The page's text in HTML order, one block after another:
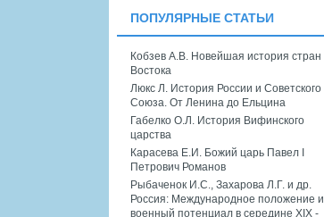
ПОПУЛЯРНЫЕ СТАТЬИ
Кобзев А.В. Новейшая история стран
Востока
Люкс Л. История России и Советского
Союза. От Ленина до Ельцина
Габелко О.Л. История Вифинского
царства
Карасева Е.И. Божий царь Павел I
Петрович Романов
Рыбаченок И.С., Захарова Л.Г. и др.
Россия: Международное положение и
военный потенциал в середине XIX -